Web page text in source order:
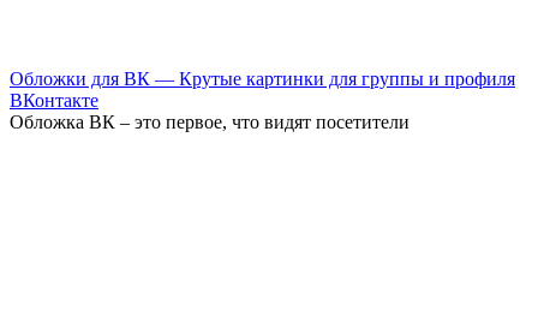
Обложки для ВК — Крутые картинки для группы и профиля
ВКонтакте
Обложка ВК – это первое, что видят посетители